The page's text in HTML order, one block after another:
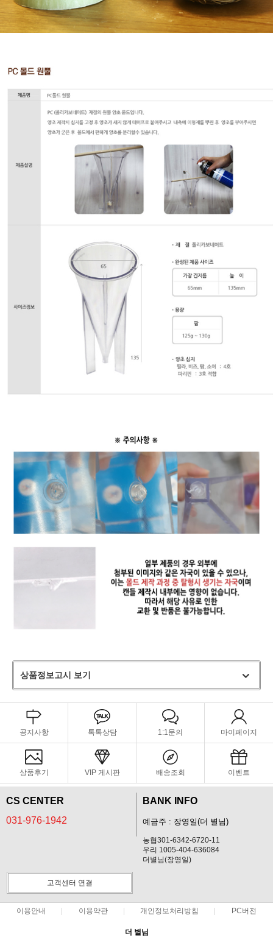
상품정보고시 보기
공지사항 톡톡상담 1:1문의 마이페이지
상품후기 VIP 게시판 배송조회 이벤트
CS CENTER
031-976-1942
BANK INFO
예금주 : 장영일(더 별님)
농협301-6342-6720-11
우리 1005-404-636084
더별님(장영일)
고객센터 연결
이용안내 이용약관 개인정보처리방침 PC버전
더 별님